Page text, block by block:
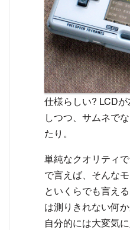
仕様らしい? LCD
しつつ、サムネで
たり。
単純なクオリティ
で言えば、そんな
といくらでも言え
は測りきれない何
自分的には大変気